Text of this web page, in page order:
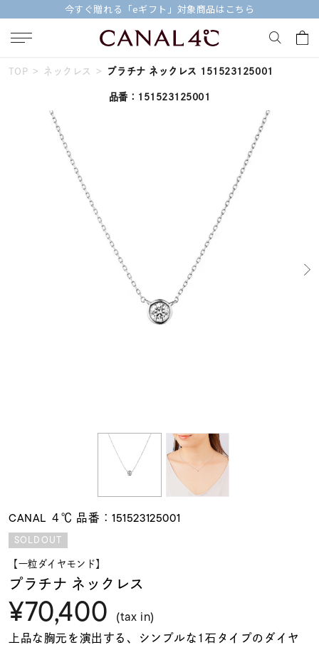
今すぐ贈れる「eギフト」対象商品はこちら
キーワードで検索する
人気検索キーワード
#エタニティ
#ダイヤモンド ネックレス
石の色
ファッションテイス
ト
着用シーン
TOP ネックレス プラチナ ネックレス 151523125001
品番：151523125001
CANAL ４℃ 品番：151523125001
SOLDOUT
【一粒ダイヤモンド】
プラチナ ネックレス
¥70,400 (tax in)
上品な胸元を演出する、シンプルな1石タイプのダイヤ